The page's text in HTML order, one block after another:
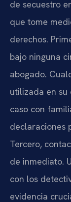
de secuestro
que tome
derechos.
bajo ninguna
abogado.
utilizada en su
caso con
declaraciones
Tercero,
de inmediato.
con los
evidencia